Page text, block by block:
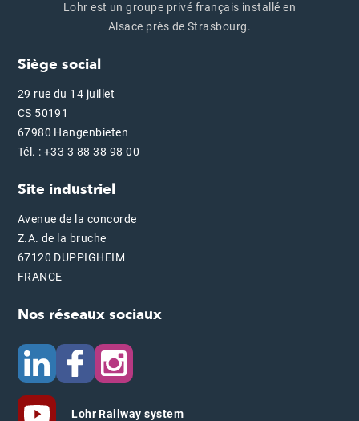
Lohr est un groupe privé français installé en
Alsace près de Strasbourg.
Siège social
29 rue du 14 juillet
CS 50191
67980 Hangenbieten
Tél. : +33 3 88 38 98 00
Site industriel
Avenue de la concorde
Z.A. de la bruche
67120 DUPPIGHEIM
FRANCE
Nos réseaux sociaux
Lohr Railway system